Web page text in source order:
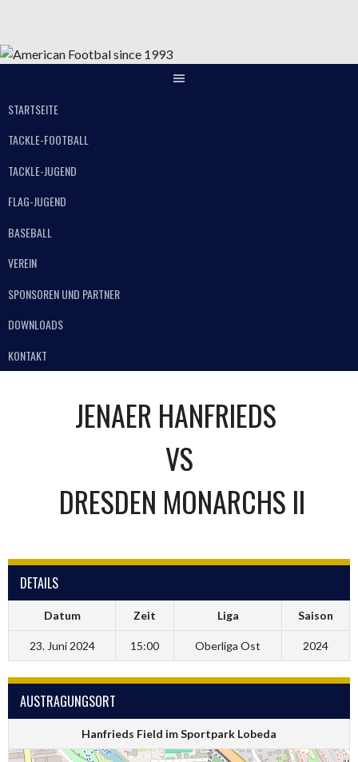
Inhalt
STARTSEITE
TACKLE-FOOTBALL
TACKLE-JUGEND
FLAG-JUGEND
BASEBALL
VEREIN
SPONSOREN UND PARTNER
DOWNLOADS
KONTAKT
JENAER HANFRIEDS
VS
DRESDEN MONARCHS II
DETAILS
Datum Zeit Liga Saison
23. Juni 2024 15:00 Oberliga Ost 2024
AUSTRAGUNGSORT
Hanfrieds Field im Sportpark Lobeda